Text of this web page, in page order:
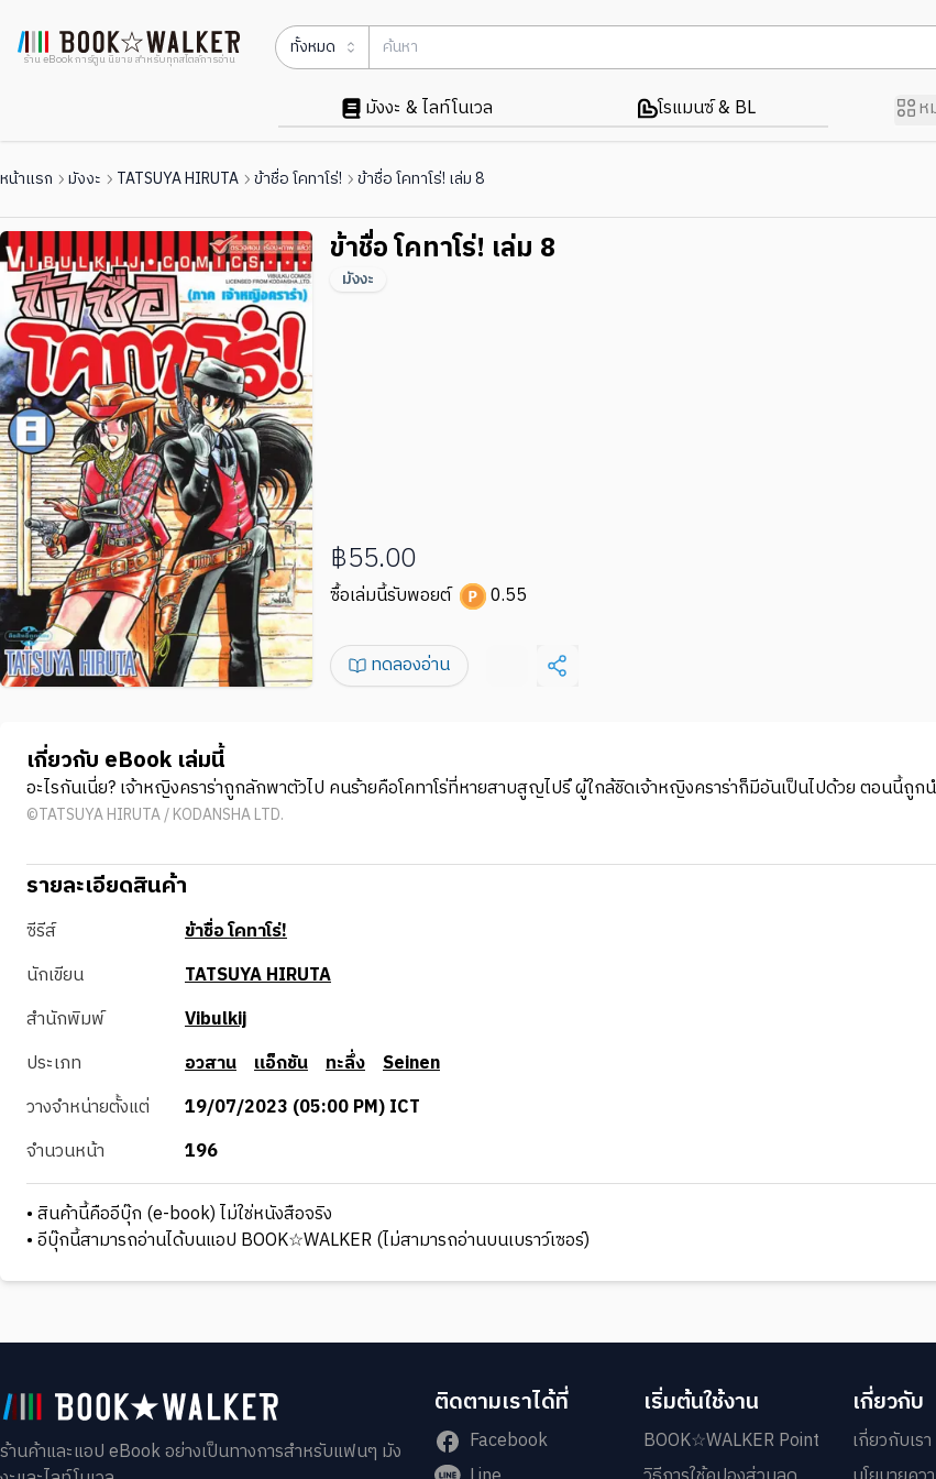
ร้าน eBook การ์ตูน นิยาย สำหรับทุกสไตล์การอ่าน
ทั้งหมด
มังงะ & ไลท์โนเวล โรแมนซ์ & BL ห
หน้าแรก มังงะ TATSUYA HIRUTA ข้าชื่อ โคทาโร่! ข้าชื่อ โคทาโร่! เล่ม 8
ข้าชื่อ โคทาโร่! เล่ม 8
มังงะ
฿55.00
ซื้อเล่มนี้รับพอยต์ 0.55
ทดลองอ่าน
เกี่ยวกับ eBook เล่มนี้
อะไรกันเนี่ย? เจ้าหญิงคราร่าถูกลักพาตัวไป คนร้ายคือโคทาโร่ที่หายสาบสูญไปรึ ผู้ใกล้ชิดเจ้าหญิงคราร่าก็มีอันเป็นไปด้วย ตอนนี้ถู
©TATSUYA HIRUTA / KODANSHA LTD.
รายละเอียดสินค้า
ซีรีส์
ข้าชื่อ โคทาโร่!
นักเขียน
TATSUYA HIRUTA
สำนักพิมพ์
Vibulkij
ประเภท
อวสาน แอ็กชัน ทะลึ่ง Seinen
วางจำหน่ายตั้งแต่
19/07/2023 (05:00 PM) ICT
จำนวนหน้า
196
• สินค้านี้คืออีบุ๊ก (e-book) ไม่ใช่หนังสือจริง
• อีบุ๊กนี้สามารถอ่านได้บนแอป BOOK☆WALKER (ไม่สามารถอ่านบนเบราว์เซอร์)
ร้านค้าและแอป eBook อย่างเป็นทางการสำหรับแฟนๆ มัง
ติดตามเราได้ที่
Facebook
เริ่มต้นใช้งาน
BOOK☆WALKER Point
เกี่ยวกับ
เกี่ยวกับเรา